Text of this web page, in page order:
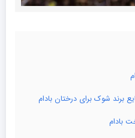
برند شوک برای درختان بادام
بادام